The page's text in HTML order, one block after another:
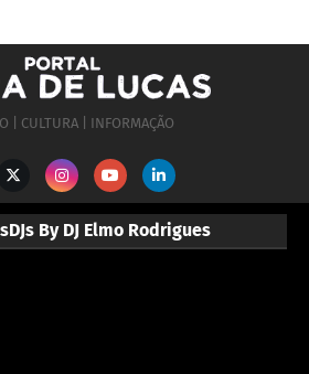
| CULTURA | INFORMAÇÃO
By DJ Elmo Rodrigues